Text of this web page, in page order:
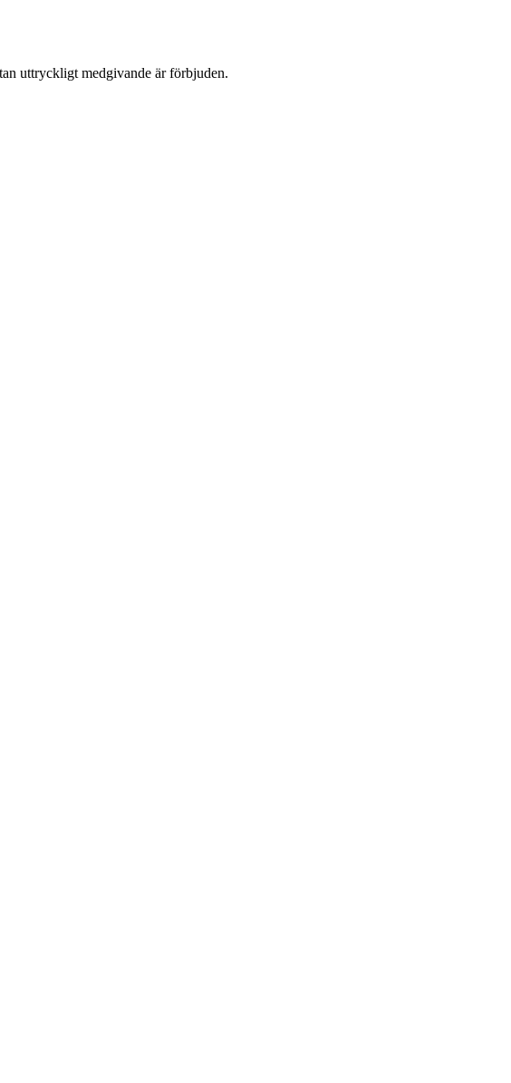
uttryckligt medgivande är förbjuden.